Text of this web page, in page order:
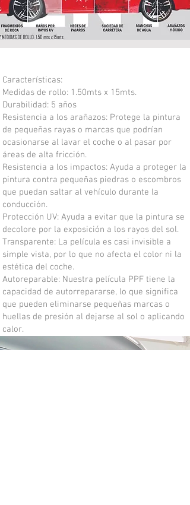
Características:
Medidas de rollo: 1.50mts x 15mts.
Durabilidad: 5 años
Resistencia a los arañazos: Protege la pintura
de pequeñas rayas o marcas que podrían
ocasionarse al lavar el coche o al pasar por
áreas de alta fricción.
Resistencia a los impactos: Ayuda a proteger la
pintura contra pequeñas piedras o escombros
que puedan saltar al vehículo durante la
conducción.
Protección UV: Ayuda a evitar que la pintura se
decolore por la exposición a los rayos del sol.
Transparente: La película es casi invisible a
simple vista, por lo que no afecta el color ni la
estética del coche.
Autoreparable: Nuestra película PPF tiene la
capacidad de autorrepararse, lo que significa
que pueden eliminarse pequeñas marcas o
huellas de presión al dejarse al sol o aplicando
calor.